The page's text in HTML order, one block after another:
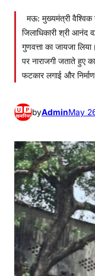
मऊ: मुख्यमंत्री वैश्विक
जिलाधिकारी श्री आनंद
गुणवत्ता का जायजा
पर नाराजगी जताते हुए
फटकार लगाई और
byAdminMay